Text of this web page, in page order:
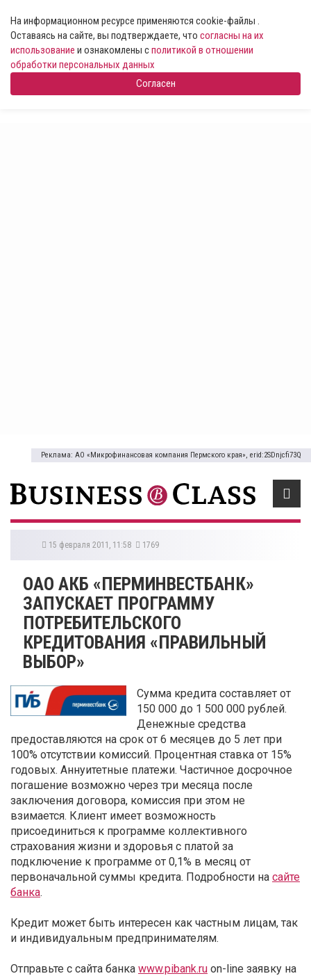
На информационном ресурсе применяются cookie-файлы .
Оставаясь на сайте, вы подтверждаете, что согласны на их
использование и ознакомлены сполитикой в отношении
обработки персональных данных
Согласен
Реклама: АО «Микрофинансовая компания Пермского края», erid:2SDnjcfi73Q
15 февраля 2011, 11:58 1769
ОАО АКБ «ПЕРМИНВЕСТБАНК»
ЗАПУСКАЕТ ПРОГРАММУ
ПОТРЕБИТЕЛЬСКОГО
КРЕДИТОВАНИЯ «ПРАВИЛЬНЫЙ
ВЫБОР»
Сумма кредита составляет от
150 000 до 1 500 000 рублей.
Денежные средства
предоставляются на срок от 6 месяцев до 5 лет при
100% отсутствии комиссий. Процентная ставка от 15%
годовых. Аннуитетные платежи. Частичное досрочное
погашение возможно через три месяца после
заключения договора, комиссия при этом не
взимается. Клиент имеет возможность
присоединиться к программе коллективного
страхования жизни и здоровья с платой за
подключение к программе от 0,1% в месяц от
первоначальной суммы кредита. Подробности на сайте
банка.
Кредит может быть интересен как частным лицам, так
и индивидуальным предпринимателям.
Отправьте с сайта банка www.pibank.ru on-line заявку на